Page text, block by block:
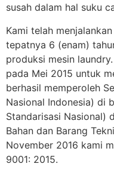
susah dalam hal suku
Kami telah
tepatnya 6 (enam)
produksi mesin
pada Mei 2015 untuk
berhasil memperoleh
Nasional Indonesia) di
Standarisasi Nasional)
Bahan dan Barang
November 2016 kami
9001: 2015.